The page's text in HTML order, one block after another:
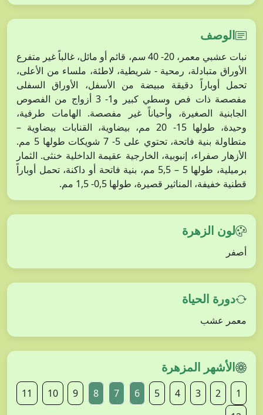
الوصف
نبات عشبي معمر، 20- 40 سم، قائم أو مائل، غالباً غير متفرع
الأوراق متبادلة، رمحية - شريطية، لاطئة، ملساء من الأعلى،
تحمل أوباراً دقيقة مبيضة من الأسفل، الأوراق السفلى
مفصصة ذات فص وسطي كبير و1- 3 أزواج من الفصوص
الجابنية الصغيرة، وأحياناً غير مفصصة. الهامات طرفية،
وحيدة، طولها 15- 20 مم، بيضاوية، القنابات بيضاوية –
متطاولة بنية فاتحة، تحتوي على 5- 7 شويكات طولها 5 مم.
الأزهار صفراء، إنبوبية، الخارجية عقيمة الداخلية خنثى. الثمار
برميلية، طولها 5 – 5,5 مم، بنية فاتحة أو داكنة، تحمل أوباراً
قطنية خفيفة، المناثير قصيرة، طولها 0,5- 1,5 مم.
لون الزهرة
أصفر
دورة الحياة
معمر عشب
الأشهر المزهرة
1
2
3
4
5
6
7
8
9
10
11